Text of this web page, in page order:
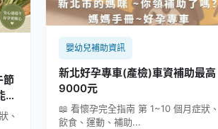
節
、
嬰幼兒補助資訊
新北好孕專車(產檢)車資補助最高
9000元
📖 看懷孕完全指南 第 1~10 個月症狀、
飲食、運動、補助...